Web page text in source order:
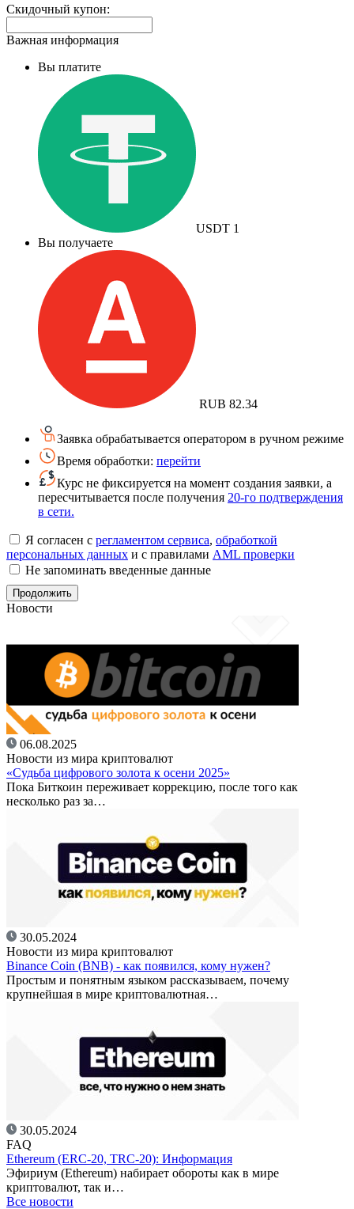
Скидочный купон:
Важная информация
Вы платите
USDT 1
Вы получаете
RUB 82.34
Заявка обрабатывается оператором в ручном режиме
Время обработки: перейти
Курс не фиксируется на момент создания заявки, а
пересчитывается после получения 20-го подтверждения
в сети.
Я согласен с регламентом сервиса, обработкой
персональных данных и с правилами AML проверки
Не запоминать введенные данные
Новости
06.08.2025
Новости из мира криптовалют
«Судьба цифрового золота к осени 2025»
Пока Биткоин переживает коррекцию, после того как
несколько раз за…
30.05.2024
Новости из мира криптовалют
Binance Coin (BNB) - как появился, кому нужен?
Простым и понятным языком рассказываем, почему
крупнейшая в мире криптовалютная…
30.05.2024
FAQ
Ethereum (ERC-20, TRC-20): Информация
Эфириум (Ethereum) набирает обороты как в мире
криптовалют, так и…
Все новости